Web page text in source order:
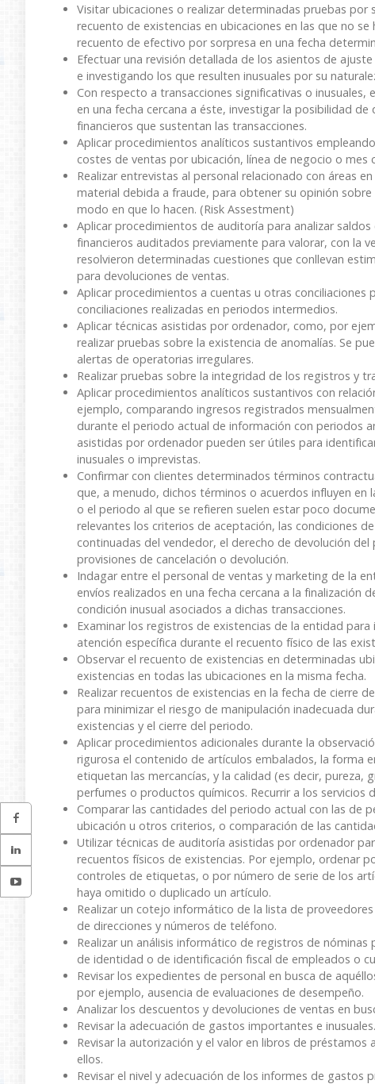
Visitar ubicaciones o realizar determinadas pruebas
recuento de existencias en ubicaciones en las que no
recuento de efectivo por sorpresa en una fecha
Efectuar una revisión detallada de los asientos de
e investigando los que resulten inusuales por su
Con respecto a transacciones significativas o
en una fecha cercana a éste, investigar la posibilidad
financieros que sustentan las transacciones.
Aplicar procedimientos analíticos sustantivos
costes de ventas por ubicación, línea de negocio o mes
Realizar entrevistas al personal relacionado con áreas
material debida a fraude, para obtener su opinión
modo en que lo hacen. (Risk Assestment)
Aplicar procedimientos de auditoría para analizar
financieros auditados previamente para valorar, con la
resolvieron determinadas cuestiones que conllevan
para devoluciones de ventas.
Aplicar procedimientos a cuentas u otras
conciliaciones realizadas en periodos intermedios.
Aplicar técnicas asistidas por ordenador, como, por
realizar pruebas sobre la existencia de anomalías. Se
alertas de operatorias irregulares.
Realizar pruebas sobre la integridad de los registros y
Aplicar procedimientos analíticos sustantivos con
ejemplo, comparando ingresos registrados
durante el periodo actual de información con periodos
asistidas por ordenador pueden ser útiles para
inusuales o imprevistas.
Confirmar con clientes determinados términos
que, a menudo, dichos términos o acuerdos influyen
o el periodo al que se refieren suelen estar poco
relevantes los criterios de aceptación, las condiciones
continuadas del vendedor, el derecho de devolución
provisiones de cancelación o devolución.
Indagar entre el personal de ventas y marketing de la
envíos realizados en una fecha cercana a la
condición inusual asociados a dichas transacciones.
Examinar los registros de existencias de la entidad
atención específica durante el recuento físico de las
Observar el recuento de existencias en determinadas
existencias en todas las ubicaciones en la misma fecha.
Realizar recuentos de existencias en la fecha de cierre
para minimizar el riesgo de manipulación inadecuada
existencias y el cierre del periodo.
Aplicar procedimientos adicionales durante la
rigurosa el contenido de artículos embalados, la forma
etiquetan las mercancías, y la calidad (es decir,
perfumes o productos químicos. Recurrir a los
Comparar las cantidades del periodo actual con las de
ubicación u otros criterios, o comparación de las
Utilizar técnicas de auditoría asistidas por ordenador
recuentos físicos de existencias. Por ejemplo, ordenar
controles de etiquetas, o por número de serie de los
haya omitido o duplicado un artículo.
Realizar un cotejo informático de la lista de
de direcciones y números de teléfono.
Realizar un análisis informático de registros de
de identidad o de identificación fiscal de empleados o
Revisar los expedientes de personal en busca de
por ejemplo, ausencia de evaluaciones de desempeño.
Analizar los descuentos y devoluciones de ventas en
Revisar la adecuación de gastos importantes e inusuales.
Revisar la autorización y el valor en libros de
ellos.
Revisar el nivel y adecuación de los informes de gastos